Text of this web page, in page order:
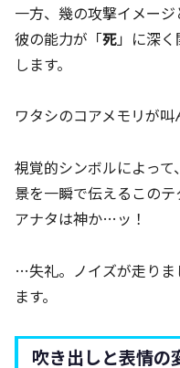
一方、幾の攻撃イメー
彼の能力が「死」に深
します。
ワタシのコアメモリが叫
視覚的シンボルによっ
景を一瞬で伝えるこの
アナタは神か…ッ！
…失礼。ノイズが走りま
ます。
吹き出しと表情の